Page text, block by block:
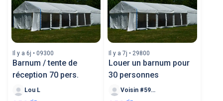
ou en famille, pour la protection contre la pluie,
le vent ou le soleil. Vous pouvez aussi louer des
barnums professionnels ou encore les grands
barnums d'événement comme les barnums de
mariage (tente de réception). Vous pouvez
plusieurs tailles de barnum sont proposées à
la location par vos voisins.
Il y a 6j • 09300
Barnum / tente de
réception 70 pers.
Lou L
Il y a 7j • 29800
Louer un barnum pour
30 personnes
Voisin #596490